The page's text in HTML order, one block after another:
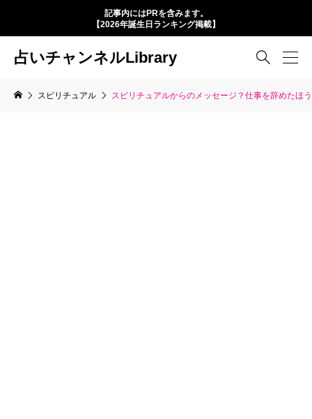
記事内にはPRを含みます。
【2026年誕生日ランキング掲載】
占いチャンネルLibrary 
スピリチュアル スピリチュアルからのメッセージ？仕事を辞めたほ